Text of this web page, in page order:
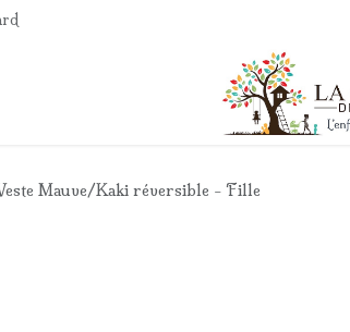
Contact
Mauve/Kaki réversible - Fille